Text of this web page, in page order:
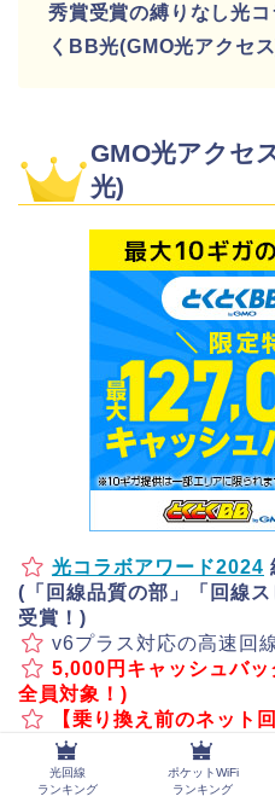
秀賞受賞の縛りなし光
くBB光(GMO光アクセ
GMO光アクセ
光)
光コラボアワード2024
(「回線品質の部」「回線
受賞！)
v6プラス対応の高速回
5,000円キャッシュバ
全員対象！)
【乗り換え前のネット
場合】最大6万円キャッシ
ュバックと併せて最大6.5
オプション加入で、さ
光回線
ランキング
ポケットWiFi
ランキング